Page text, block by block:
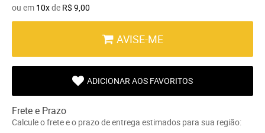
ou em 10xde R$ 9,00
AVISE-ME
ADICIONAR AOS FAVORITOS
Frete e Prazo
Calcule o frete e o prazo de entrega estimados para sua região: